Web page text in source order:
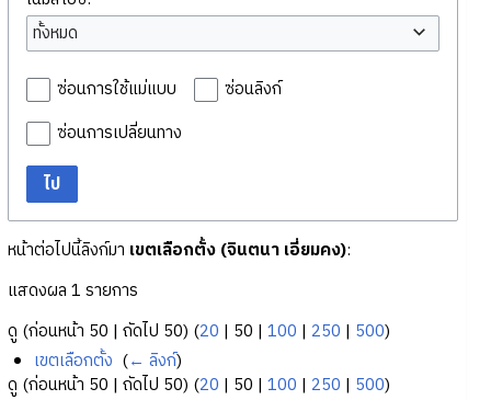
ทั้งหมด
ซ่อนการใช้แม่แบบ
ซ่อนลิงก์
ซ่อนการเปลี่ยนทาง
ไป
หน้าต่อไปนี้ลิงก์มา เขตเลือกตั้ง (จินตนา เอี่ยมคง):
แสดงผล 1 รายการ
ดู (ก่อนหน้า 50 | ถัดไป 50) (20 | 50 | 100 | 250 | 500)
เขตเลือกตั้ง (← ลิงก์)
ดู (ก่อนหน้า 50 | ถัดไป 50) (20 | 50 | 100 | 250 | 500)